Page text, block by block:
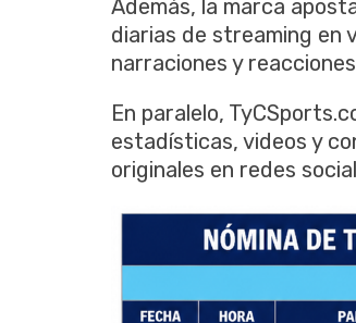
Además, la marca
diarias de streaming en
narraciones y
En paralelo,
estadísticas, videos y
originales en redes